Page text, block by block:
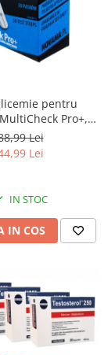
pentru
Pro+,
50 teste/ cutie
Lei
Lei
IN STOC
IN COS